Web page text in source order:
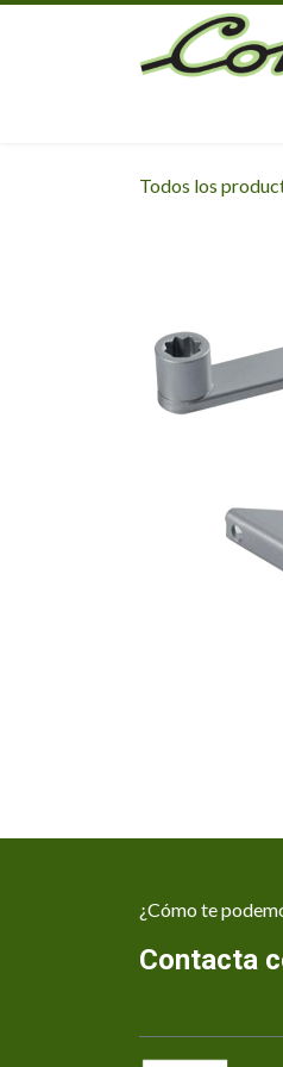
Ir al contenido
Todos los
¿Cómo te
Contacta